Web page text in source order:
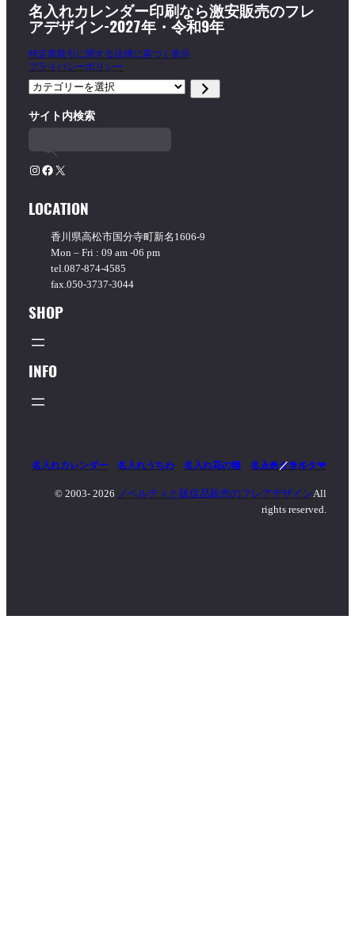
名入れカレンダー印刷なら激安販売のフレ
アデザイン-2027年・令和9年
特定商取引に関する法律に基づく表示
プライバシーポリシー
カ
ゴ
リ
ー
を
サイト内検索
Instagram Facebook X
LOCATION
香川県高松市国分寺町新名1606-9
Mon – Fri : 09 am -06 pm
tel.087-874-4585
fax.050-3737-3044
SHOP
INFO
名入れカレンダー 名入れうちわ 名入れ花の種 名入れタオル
マッチ／ライター
© 2003- 2026 ノベルティと販促品販売のフレアデザインAll
rights reserved.